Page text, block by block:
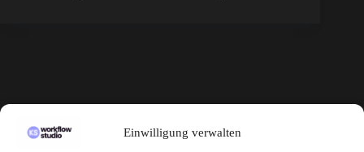
Einwilligung verwalten